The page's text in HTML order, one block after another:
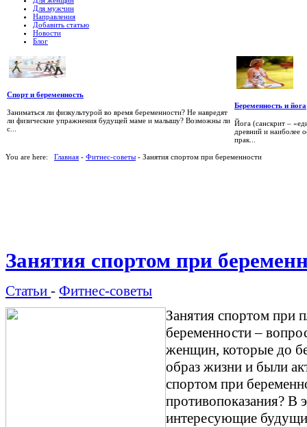
Для мужчин
Направления
Добавить статью
Новости
Блог
Спорт и беременность
Заниматься ли физкультурой во время беременности? Не навредят
ли физические упражнения будущей маме и малышу? Возможны ли
с...
Беременность и йога
Йога (санскрит –
древний и наиболее
прак...
You are here: Главная - Фитнес-советы - Занятия спортом при беременности
Занятия спортом при
Статьи - Фитнес-советы
Занятия спортом при
беременности –
женщин, которые до
образ жизни и были
спортом при
противопоказания? В
интересующие